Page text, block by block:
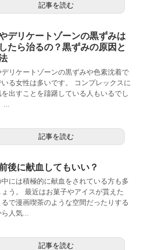
記事を読む
デリケートゾーンの黒ずみは
たら治るの？黒ずみの原因と
デリケートゾーンの黒ずみや色素沈着で
る女性は多いです。 コンプレックスに
を出すことを躊躇している人もいるでし
記事を読む
後に献血してもいい？
には積極的に献血をされている方も多
ょう。 最近はお菓子やアイスが貰えた
るで漫画喫茶のような空間だったりする
人気...
記事を読む